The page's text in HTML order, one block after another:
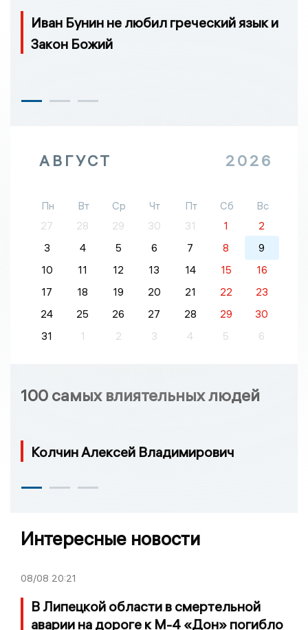
Иван Бунин не любил греческий язык и
Закон Божий
АВГУСТ 2026
Пн Вт Ср Чт Пт Сб
Вс
27
28 29 30 31 1
2
3
4 5 6 7 8
9
10
11 12 13 14 15
16
17
18 19 20 21 22
23
24
25 26 27 28 29
30
31
1 2 3 4 5 6
100 самых влиятельных людей
Колчин Алексей Владимирович
Интересные новости
08/08 20:21
В Липецкой области в смертельной
аварии на дороге к М-4 «Дон» погибло